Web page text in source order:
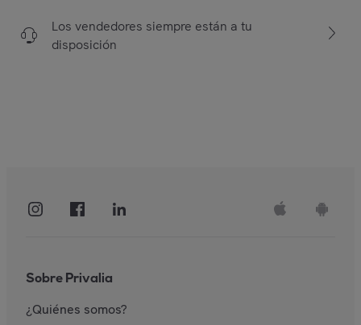
Los vendedores siempre están a tu
disposición
Sobre Privalia
¿Quiénes somos?